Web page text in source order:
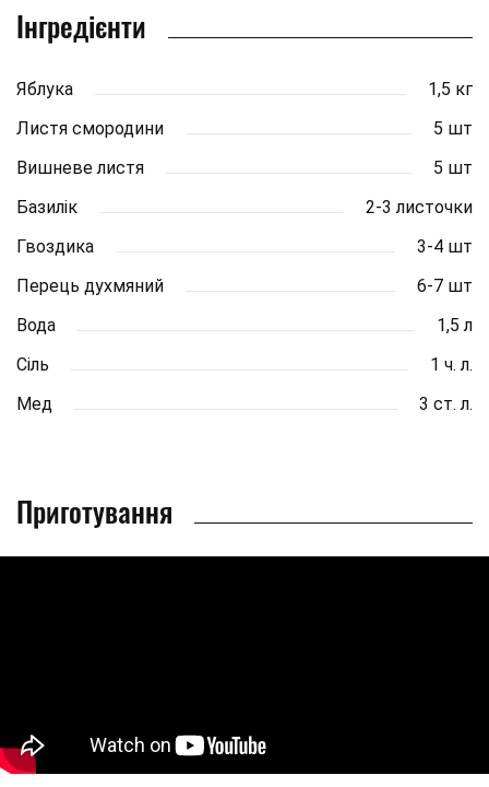
Інгредієнти
Яблука
1,5 кг
Листя смородини
5 шт
Вишневе листя
5 шт
Базилік
2-3 листочки
Гвоздика
3-4 шт
Перець духмяний
6-7 шт
Вода
1,5 л
Сіль
1 ч. л.
Мед
3 ст. л.
Приготування